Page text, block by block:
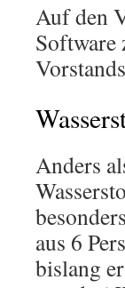
Auf den
Software
Anders
aus 6
bislang